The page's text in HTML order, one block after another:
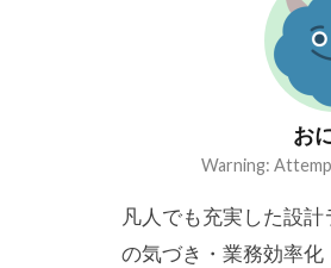
お
Warning:
凡人でも充実した設
の気づき・業務効率化